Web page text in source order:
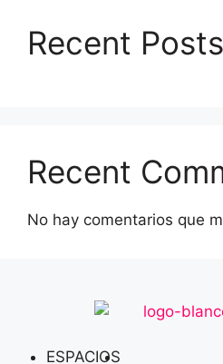
Recent Posts
Recent
No hay comentarios que
ESPACIOS